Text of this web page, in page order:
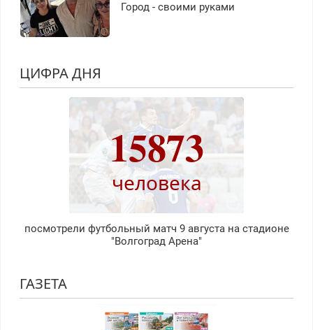
Город - своими руками
ЦИФРА ДНЯ
15873
человека
посмотрели футбольный матч 9 августа на стадионе
"Волгоград Арена"
ГАЗЕТА